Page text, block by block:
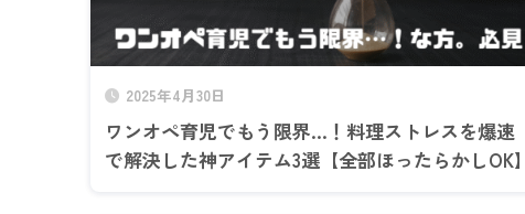
2025年4月30日
ワンオペ育児でもう限界…！料理ストレスを爆速
で解決した神アイテム3選【全部ほったらかしOK】